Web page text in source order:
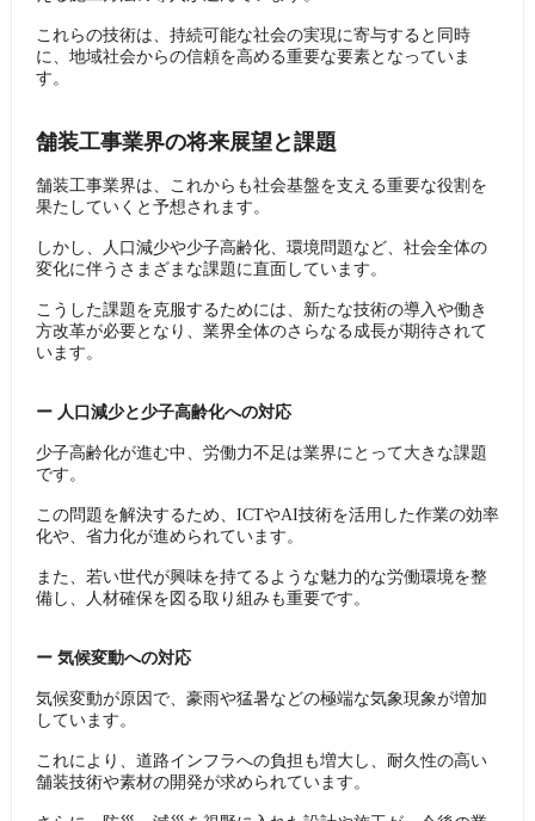
これらの技術は、持続可能な社会の実現に寄与すると同時
に、地域社会からの信頼を高める重要な要素となっていま
す。
舗装工事業界の将来展望と課題
舗装工事業界は、これからも社会基盤を支える重要な役割を
果たしていくと予想されます。
しかし、人口減少や少子高齢化、環境問題など、社会全体の
変化に伴うさまざまな課題に直面しています。
こうした課題を克服するためには、新たな技術の導入や働き
方改革が必要となり、業界全体のさらなる成長が期待されて
います。
ー ​人口減少と少子高齢化への対応
少子高齢化が進む中、労働力不足は業界にとって大きな課題
です。
この問題を解決するため、ICTやAI技術を活用した作業の効率
化や、省力化が進められています。
また、若い世代が興味を持てるような魅力的な労働環境を整
備し、人材確保を図る取り組みも重要です。
ー ​気候変動への対応
気候変動が原因で、豪雨や猛暑などの極端な気象現象が増加
しています。
これにより、道路インフラへの負担も増大し、耐久性の高い
舗装技術や素材の開発が求められています。